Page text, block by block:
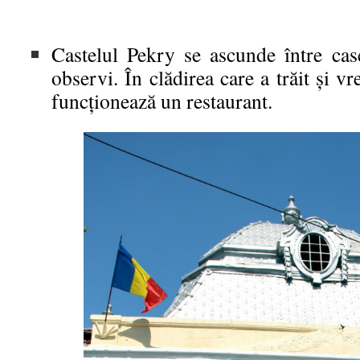
Castelul Pekry se ascunde între
observi. În clădirea care a trăit şi
funcţionează un restaurant.